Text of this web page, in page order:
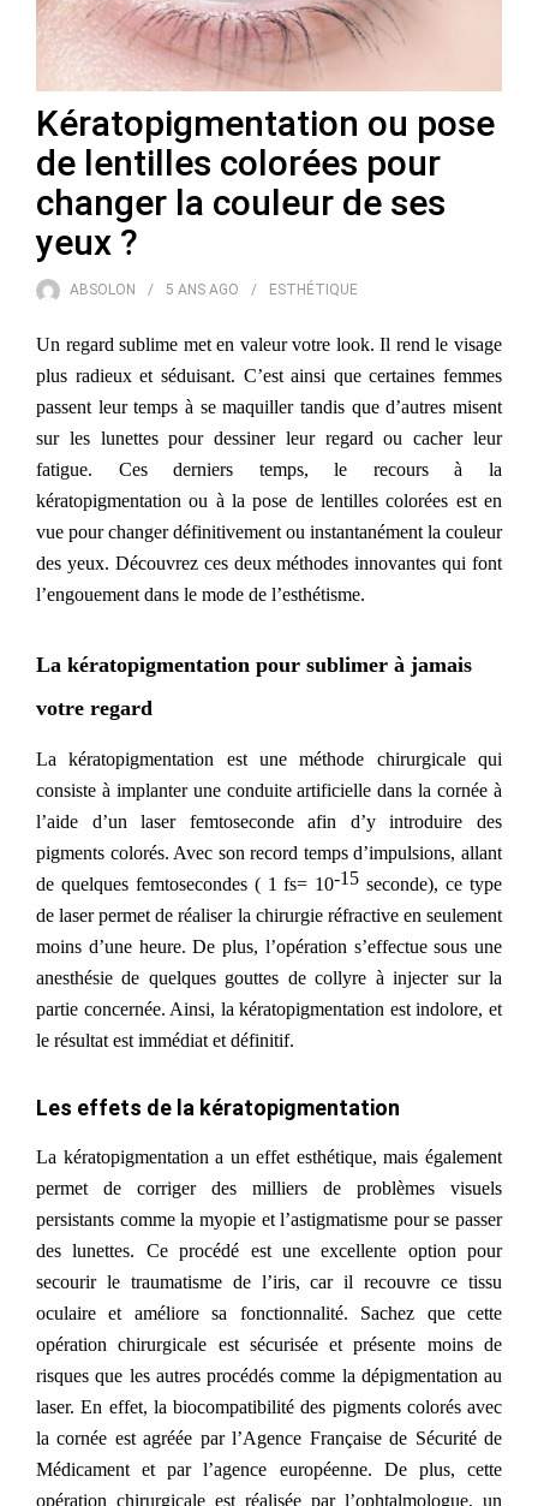
Kératopigmentation ou pose
de lentilles colorées pour
changer la couleur de ses
yeux ?
ABSOLON 5 ANS AGO ESTHÉTIQUE
Un regard sublime met en valeur votre look. Il rend le visage
plus radieux et séduisant. C’est ainsi que certaines femmes
passent leur temps à se maquiller tandis que d’autres misent
sur les lunettes pour dessiner leur regard ou cacher leur
fatigue. Ces derniers temps, le recours à la
kératopigmentation ou à la pose de lentilles colorées est en
vue pour changer définitivement ou instantanément la couleur
des yeux. Découvrez ces deux méthodes innovantes qui font
l’engouement dans le mode de l’esthétisme.
La kératopigmentation pour sublimer à jamais
votre regard
La kératopigmentation est une méthode chirurgicale qui
consiste à implanter une conduite artificielle dans la cornée à
l’aide d’un laser femtoseconde afin d’yintroduire des
pigments colorés. Avec son record temps d’impulsions, allant
de quelques femtosecondes ( 1 fs= 10-15 seconde),ce type
de laserpermet de réaliser la chirurgie réfractive en seulement
moins d’une heure.De plus, l’opération s’effectue sous une
anesthésie de quelques gouttes de collyre à injecter sur la
partie concernée. Ainsi, la kératopigmentation est indolore, et
le résultat est immédiat et définitif.
Les effets de la kératopigmentation
La kératopigmentationa un effet esthétique, mais également
permet de corriger des milliers de problèmes visuels
persistants comme la myopie et l’astigmatisme pour se passer
des lunettes. Ce procédé est une excellente option pour
secourir le traumatisme de l’iris, car il recouvre ce tissu
oculaire et améliore sa fonctionnalité. Sachez que cette
opération chirurgicale est sécurisée et présente moins de
risques que les autres procédés comme la dépigmentation au
laser. En effet, la biocompatibilité des pigmentscolorés avec
la cornée est agréée par l’Agence Françaisede Sécurité de
Médicament et par l’agence européenne. De plus, cette
opération chirurgicale est réalisée par l’ophtalmologue, un